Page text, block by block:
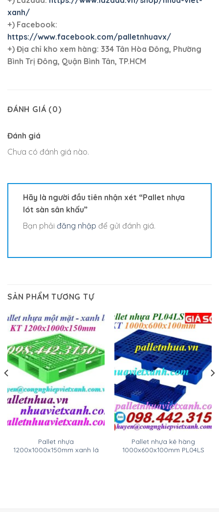
xanh/
+) Facebook:
https://www.facebook.com/palletnhuavx/
+) Địa chỉ kho xem hàng: 334 Tân Hòa Đông, Phường
Bình Trị Đông, Quận Bình Tân, TP.HCM
ĐÁNH GIÁ (0)
Đánh giá
Chưa có đánh giá nào.
Hãy là người đầu tiên nhận xét “Pallet nhựa
lót sàn sân khấu”
Bạn phải đăng nhập để gửi đánh giá.
SẢN PHẨM TƯƠNG TỰ
Pallet nhựa
1200x1000x150mm xanh lá
Pallet nhựa kê hàng
1000x600x100mm PL04LS